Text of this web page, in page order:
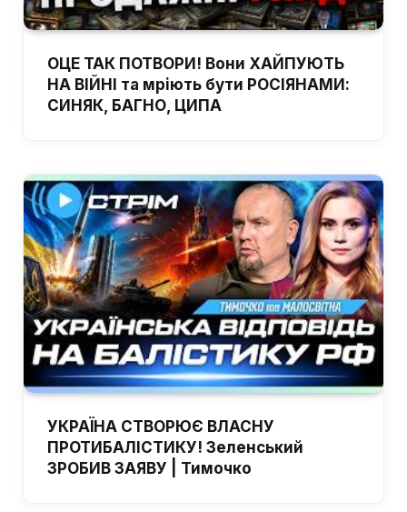
ОЦЕ ТАК ПОТВОРИ! Вони ХАЙПУЮТЬ
НА ВІЙНІ та мріють бути РОСІЯНАМИ:
СИНЯК, БАГНО, ЦИПА
УКРАЇНА СТВОРЮЄ ВЛАСНУ
ПРОТИБАЛІСТИКУ! Зеленський
ЗРОБИВ ЗАЯВУ | Тимочко